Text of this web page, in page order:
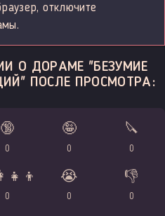
отключите
О ДОРАМЕ "БЕЗУМИЕ
ПОСЛЕ ПРОСМОТРА:
🔞
0
🤪
0
🔪
0
0
😭
0
👎
0